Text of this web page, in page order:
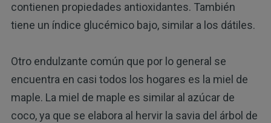
contienen propiedades antioxidantes. También
tiene un índice glucémico bajo, similar a los dátiles.
Otro endulzante común que por lo general se
encuentra en casi todos los hogares es la miel de
maple. La miel de maple es similar al azúcar de
coco, ya que se elabora al hervir la savia del árbol de